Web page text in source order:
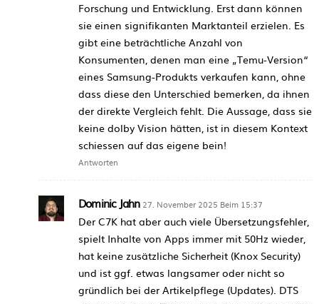
Forschung und Entwicklung. Erst dann können
sie einen signifikanten Marktanteil erzielen. Es
gibt eine beträchtliche Anzahl von
Konsumenten, denen man eine „Temu-Version“
eines Samsung-Produkts verkaufen kann, ohne
dass diese den Unterschied bemerken, da ihnen
der direkte Vergleich fehlt. Die Aussage, dass sie
keine dolby Vision hätten, ist in diesem Kontext
schiessen auf das eigene bein!
Antworten
Dominic Jahn 27. November 2025 Beim 15:37
Der C7K hat aber auch viele Übersetzungsfehler,
spielt Inhalte von Apps immer mit 50Hz wieder,
hat keine zusätzliche Sicherheit (Knox Security)
und ist ggf. etwas langsamer oder nicht so
gründlich bei der Artikelpflege (Updates). DTS